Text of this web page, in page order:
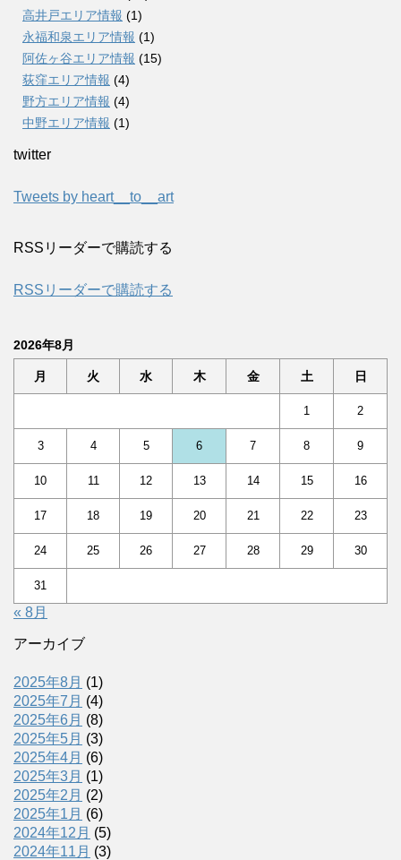
高井戸エリア情報 (1)
永福和泉エリア情報 (1)
阿佐ヶ谷エリア情報 (15)
荻窪エリア情報 (4)
野方エリア情報 (4)
中野エリア情報 (1)
twitter
Tweets by heart__to__art
RSSリーダーで購読する
RSSリーダーで購読する
2026年8月
月 火 水 木 金 土 日
1 2
3 4 5 6 7 8 9
10 11 12 13 14 15 16
17 18 19 20 21 22 23
24 25 26 27 28 29 30
31
« 8月
アーカイブ
2025年8月 (1)
2025年7月 (4)
2025年6月 (8)
2025年5月 (3)
2025年4月 (6)
2025年3月 (1)
2025年2月 (2)
2025年1月 (6)
2024年12月 (5)
2024年11月 (3)